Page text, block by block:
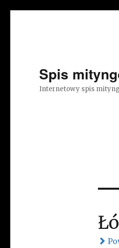
Spis
Internetowy spis